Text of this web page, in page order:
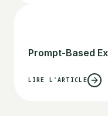
Prompt-Based
LIRE L'ARTICLE